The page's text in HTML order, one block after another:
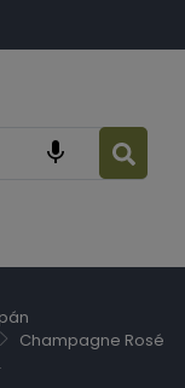

Champagne Rosé